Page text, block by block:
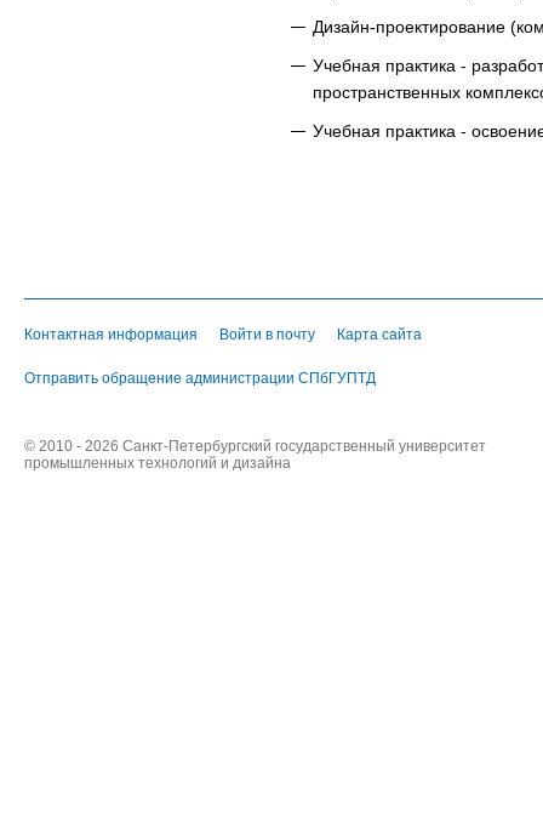
Дизайн-проектирование
Учебная практика -
пространственных
Учебная практика -
Контактная информация Войти в почту Карта сайта
Отправить обращение администрации СПбГУПТД
© 2010 - 2026 Санкт-Петербургский государственный университет
промышленных технологий и дизайна